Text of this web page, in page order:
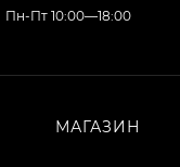
Пн-Пт 10:00—18:00
МАГАЗИН